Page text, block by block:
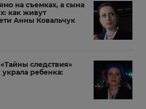
на съемках, а сына
как живут
Анны Ковальчук
следствия»
ребенка: